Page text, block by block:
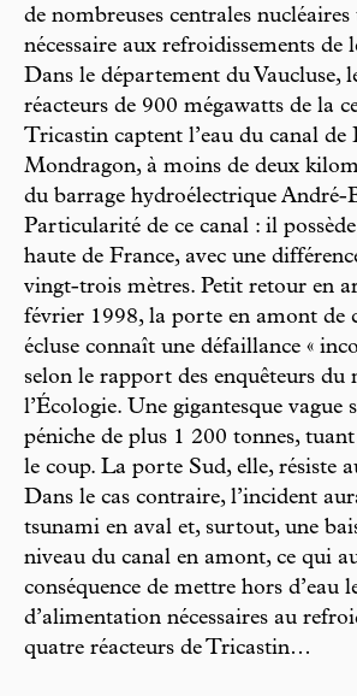
de nombreuses centrales nucléaires
nécessaire aux refroidissements de
Dans le département du Vaucluse,
réacteurs de 900 mégawatts de la
Tricastin captent l’eau du canal de
Mondragon, à moins de deux
du barrage hydroélectrique André-
Particularité de ce canal : il
haute de France, avec une
vingt-trois mètres. Petit retour en
février 1998, la porte en amont de
écluse connaît une défaillance «
selon le rapport des enquêteurs du
l’Écologie. Une gigantesque vague
péniche de plus 1 200 tonnes,
le coup. La porte Sud, elle, résiste
Dans le cas contraire, l’incident
tsunami en aval et, surtout, une
niveau du canal en amont, ce qui
conséquence de mettre hors d’eau
d’alimentation nécessaires au
quatre réacteurs de Tricastin…